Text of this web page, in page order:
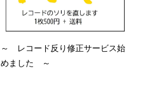
～ レコード反り修正サービス始
めました ～